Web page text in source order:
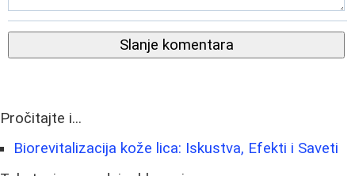
Slanje komentara
Pročitajte i...
Biorevitalizacija kože lica: Iskustva, Efekti i Saveti